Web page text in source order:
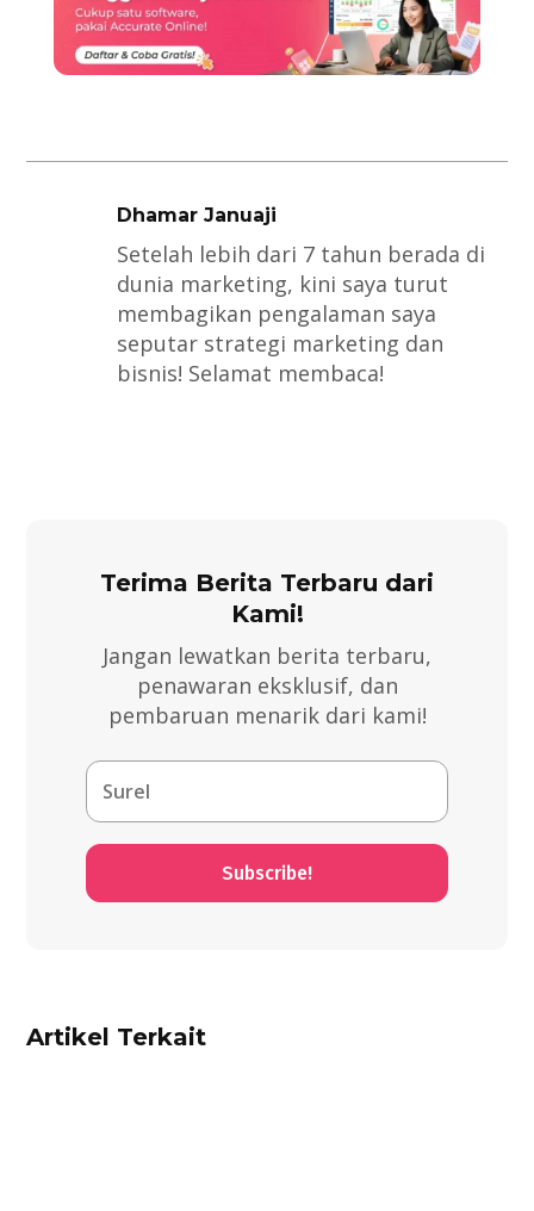
Dhamar Januaji
Setelah lebih dari 7 tahun berada di
dunia marketing, kini saya turut
membagikan pengalaman saya
seputar strategi marketing dan
bisnis! Selamat membaca!
Terima Berita Terbaru dari
Kami!
Jangan lewatkan berita terbaru,
penawaran eksklusif, dan
pembaruan menarik dari kami!
Subscribe!
Artikel Terkait